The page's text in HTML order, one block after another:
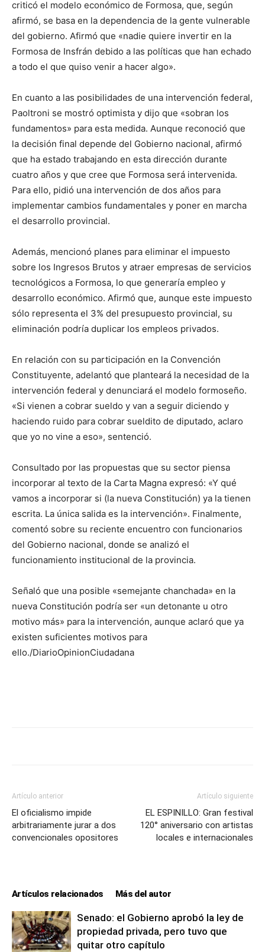
criticó el modelo económico de Formosa, que, según
afirmó, se basa en la dependencia de la gente vulnerable
del gobierno. Afirmó que «nadie quiere invertir en la
Formosa de Insfrán debido a las políticas que han echado
a todo el que quiso venir a hacer algo».
En cuanto a las posibilidades de una intervención federal,
Paoltroni se mostró optimista y dijo que «sobran los
fundamentos» para esta medida. Aunque reconoció que
la decisión final depende del Gobierno nacional, afirmó
que ha estado trabajando en esta dirección durante
cuatro años y que cree que Formosa será intervenida.
Para ello, pidió una intervención de dos años para
implementar cambios fundamentales y poner en marcha
el desarrollo provincial.
Además, mencionó planes para eliminar el impuesto
sobre los Ingresos Brutos y atraer empresas de servicios
tecnológicos a Formosa, lo que generaría empleo y
desarrollo económico. Afirmó que, aunque este impuesto
sólo representa el 3% del presupuesto provincial, su
eliminación podría duplicar los empleos privados.
En relación con su participación en la Convención
Constituyente, adelantó que planteará la necesidad de la
intervención federal y denunciará el modelo formoseño.
«Si vienen a cobrar sueldo y van a seguir diciendo y
haciendo ruido para cobrar sueldito de diputado, aclaro
que yo no vine a eso», sentenció.
Consultado por las propuestas que su sector piensa
incorporar al texto de la Carta Magna expresó: «Y qué
vamos a incorporar si (la nueva Constitución) ya la tienen
escrita. La única salida es la intervención». Finalmente,
comentó sobre su reciente encuentro con funcionarios
del Gobierno nacional, donde se analizó el
funcionamiento institucional de la provincia.
Señaló que una posible «semejante chanchada» en la
nueva Constitución podría ser «un detonante u otro
motivo más» para la intervención, aunque aclaró que ya
existen suficientes motivos para
ello./DiarioOpinionCiudadana
Artículo anterior
El oficialismo impide
arbitrariamente jurar a dos
convencionales opositores
Artículo siguiente
EL ESPINILLO: Gran festival
120° aniversario con artistas
locales e internacionales
Artículos relacionados Más del autor
Senado: el Gobierno aprobó la ley de
propiedad privada, pero tuvo que
quitar otro capítulo